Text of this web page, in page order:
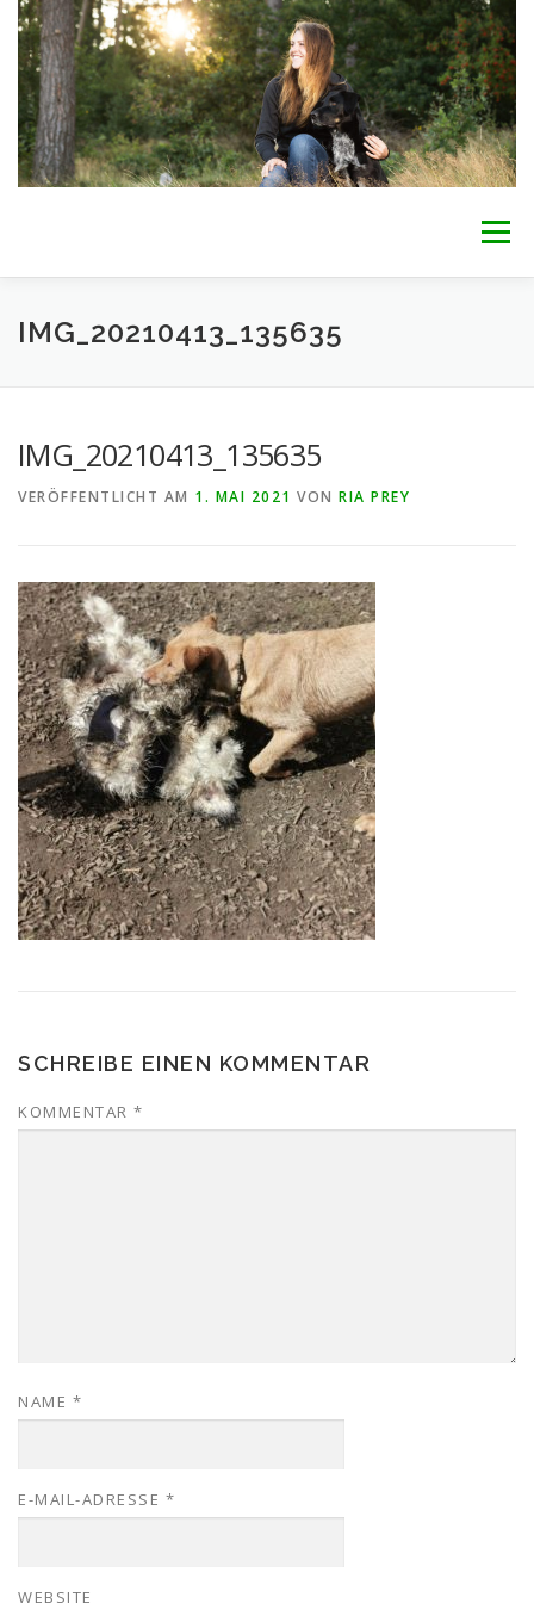
Zum
Inhalt
springen
Menü
WILLKOMMEN BETREUUNG
IMG_20210413_135635
IMG_20210413_135635
VERÖFFENTLICHT AM 1. MAI 2021 VON RIA PREY
SCHREIBE EINEN KOMMENTAR
KOMMENTAR *
NAME *
E-MAIL-ADRESSE *
WEBSITE